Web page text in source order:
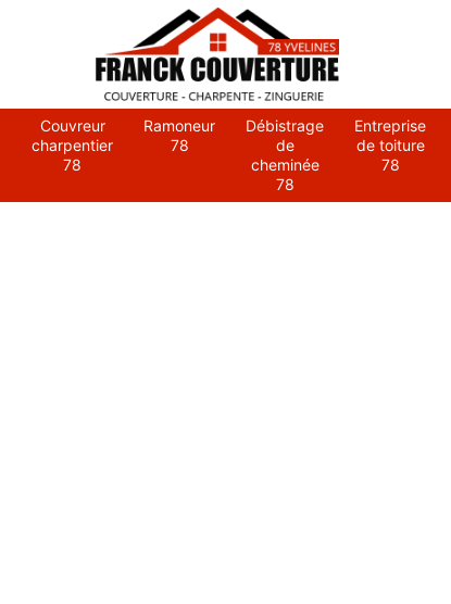
Couvreur
charpentier
78
Ramoneur
78
Débistrage
de
cheminée
78
Entreprise
de toiture
78